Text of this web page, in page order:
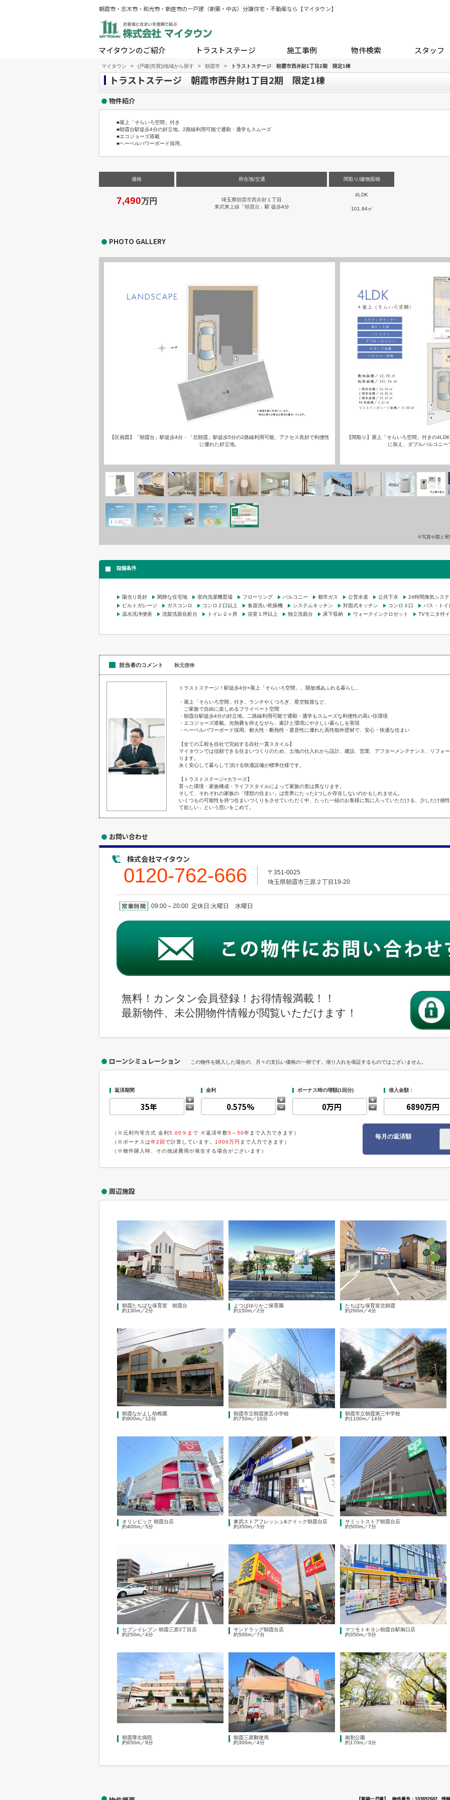
朝霞市・志木市・和光市・新座市の一戸建（新築・中古）分譲住宅・不動産なら【マイタウン】
マイタウンのご紹介 トラストステージ 施工事例 物件検索 スタッフ
マイタウン > (戸建(売買))地域から探す > 朝霞市 > トラストステージ 朝霞市西弁財1丁目2期 限定1棟
トラストステージ 朝霞市西弁財1丁目2期 限定1棟
物件紹介
■屋上「そらいろ空間」付き
■朝霞台駅徒歩4分の好立地。2路線利用可能で通勤・通学もスムーズ
■エコジョーズ搭載
■ヘーベルパワーボード採用。
価格
7,490万円
所在地/交通
埼玉県朝霞市西弁財１丁目
東武東上線 「朝霞台 」駅 徒歩4分
間取り/建物面積
4LDK
101.94㎡
PHOTO GALLERY
【区画図】「朝霞台」駅徒歩4分・「北朝霞」駅徒歩5分の2路線利用可能、アクセス良好で利便性
に優れた好立地。
【間取り】屋上「そらいろ空間」付きの
に加え、ダブルバルコニ
※写真や図と実
設備条件
陽当り良好 閑静な住宅地 室内洗濯機置場 フローリング バルコニー 都市ガス 公営水道 公共下水
24時間換気シス
ビルトガレージ
ガスコンロ コンロ２口以上 食器洗い乾燥機 システムキッチン 対面式キッチン コンロ３口
バス・トイ
温水洗浄便座
洗髪洗面化粧台 トイレ２ヶ所 浴室１坪以上 独立洗面台 床下収納 ウォークインクロゼット TVモニタ付
担当者のコメント 秋元啓伸
トラストステージ！駅徒歩4分×屋上「そらいろ空間」。開放感あふれる暮らし。
・屋上「そらいろ空間」付き。ランチやくつろぎ、星空観賞など、
ご家族で自由に楽しめるプライベート空間
・朝霞台駅徒歩4分の好立地。二路線利用可能で通勤・通学もスムーズな利便性の高い住環境
・エコジョーズ搭載。光熱費を抑えながら、家計と環境にやさしい暮らしを実現
・ヘーベルパワーボード採用。耐火性・断熱性・遮音性に優れた高性能外壁材で、安心・快適な住まい
【全ての工程を自社で完結する自社一貫スタイル】
マイタウンでは信頼できる住まいづくりのため、土地の仕入れから設計、建設、営業、アフターメンテナンス、リフォ
ります。
永く安心して暮らして頂ける快適設備が標準仕様です。
【トラストステージ×カラーズ】
育った環境・家族構成・ライフスタイルによって家族の形は異なります。
そして、それぞれの家族の「理想の住まい」は世界にたった1つしか存在しないのかもしれません。
いくつもの可能性を持つ住まいづくりをさせていただく中、たった一組のお客様に気に入っていただける、少しだけ個
て欲しい」という思いをこめて。
お問い合わせ
株式会社マイタウン
0120-762-666
〒351-0025
埼玉県朝霞市三原２丁目19-20
09:00～20:00 定休日:火曜日 水曜日
無料！カンタン会員登録！お得情報満載！！
最新物件、未公開物件情報が閲覧いただけます！
ローンシミュレーション この物件を購入した場合の、月々の支払い価格の一例です。借り入れを保証するものではございません。
返済期間 金利 ボーナス時の増額(1回分) 借入金額：
（※元利均等方式 金利 5.00％まで ※返済年数5～50年まで入力できます）
（※ボーナスは年2回 で計算しています。 1000万円 まで入力できます）
（※物件購入時、その他諸費用が発生する場合がございます）
毎月の返済額
周辺施設
朝霞たちばな保育室 朝霞台
約130m／2分
よつばゆりかご保育園
約150m／2分
たちばな保育室北朝霞
約260m／4分
朝霞なかよし幼稚園
約900m／12分
朝霞市立朝霞第五小学校
約750m／10分
朝霞市立朝霞第三中学校
約1100m／14分
オリンピック 朝霞台店
約400m／5分
東武ストアフレッシュ&クイック朝霞台店
約350m／5分
サミットストア朝霞台店
約500m／7分
セブンイレブン 朝霞三原3丁目店
約250m／4分
サンドラッグ朝霞台店
約500m／7分
マツモトキヨシ朝霞台駅南口店
約350m／5分
朝霞厚生病院
約650m／9分
朝霞三原郵便局
約300m／4分
南割公園
約170m／3分